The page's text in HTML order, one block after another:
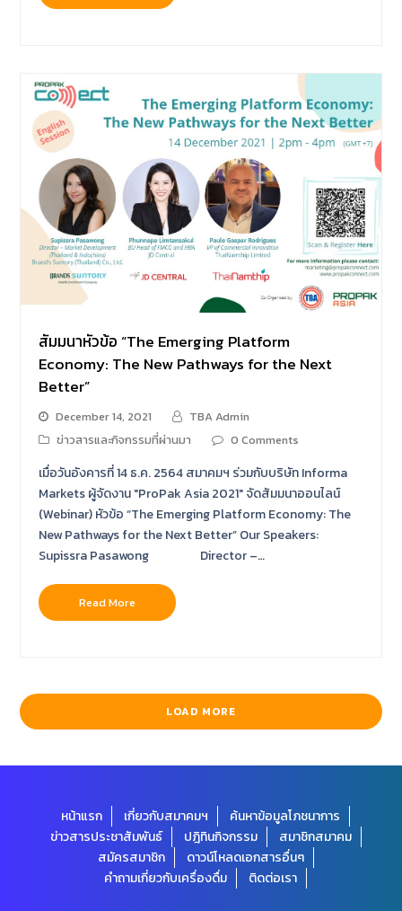
สัมมนาหัวข้อ “The Emerging Platform
Economy: The New Pathways for the Next
Better”
December 14, 2021
TBA Admin
ข่าวสารและกิจกรรมที่ผ่านมา
0 Comments
เมื่อวันอังคารที่ 14 ธ.ค. 2564 สมาคมฯ ร่วมกับบริษัท Informa
Markets ผู้จัดงาน "ProPak Asia 2021" จัดสัมมนาออนไลน์
(Webinar) หัวข้อ “The Emerging Platform Economy: The
New Pathways for the Next Better​” Our Speakers:
Supissra Pasawong Director –…
Read More
LOAD MORE
หน้าแรก เกี่ยวกับสมาคมฯ
ค้นหาข้อมูลโภชนาการ
ข่าวสารประชาสัมพันธ์
ปฎิทินกิจกรรม
สมาชิกสมาคม
สมัครสมาชิก
ดาวน์โหลดเอกสารอื่นๆ
คำถามเกี่ยวกับเครื่องดื่ม
ติดต่อเรา